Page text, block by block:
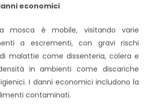
economici
mosca è mobile, visitando varie
a escrementi, con gravi rischi
malattie come dissenteria, colera e
in ambienti come discariche
I danni economici includono la
contaminati.